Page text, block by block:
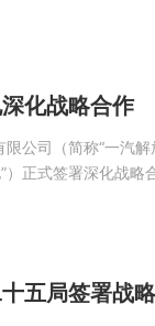
化战略合作
公司（简称“一汽
）正式签署深化战略